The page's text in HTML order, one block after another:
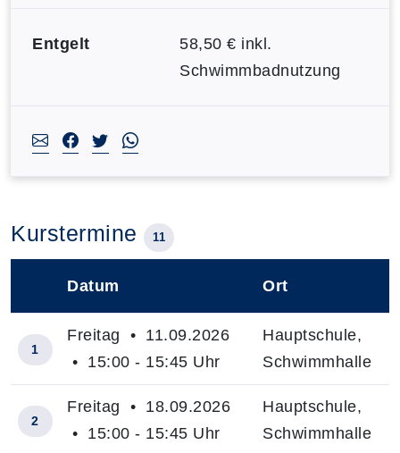
Entgelt
58,50 € inkl.
Schwimmbadnutzung
Kurstermine 11
Datum Ort
1
Freitag • 11.09.2026
• 15:00 - 15:45 Uhr
Hauptschule,
Schwimmhalle
2
Freitag • 18.09.2026
• 15:00 - 15:45 Uhr
Hauptschule,
Schwimmhalle